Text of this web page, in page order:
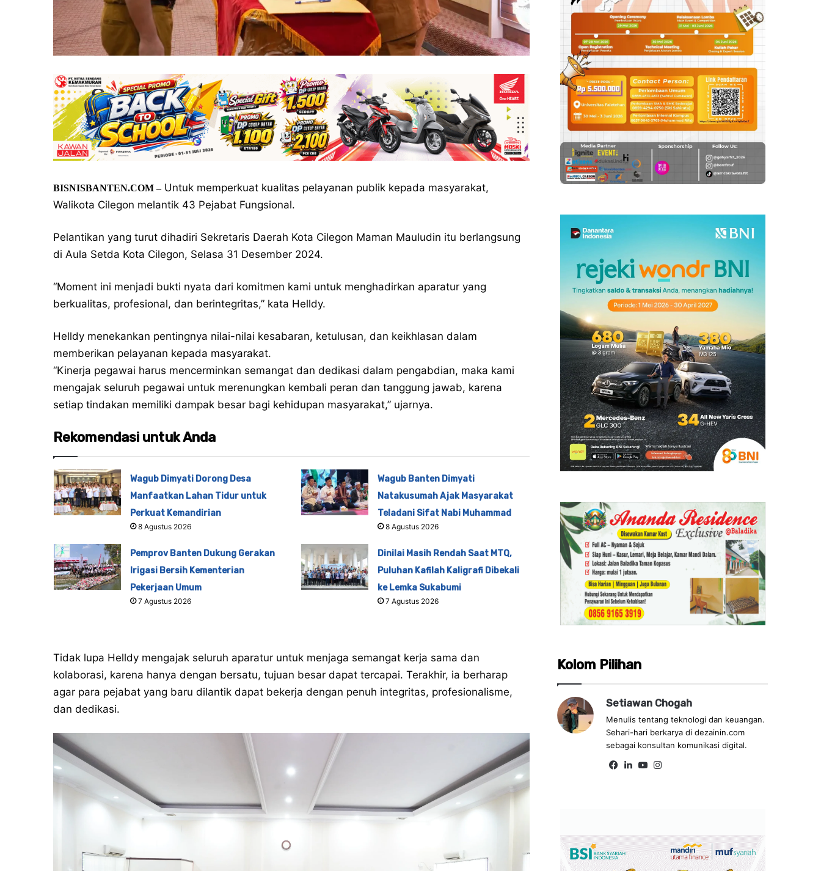
BISNISBANTEN.COM –Untuk memperkuat kualitas pelayanan publik kepada masyarakat,
Walikota Cilegon melantik 43 Pejabat Fungsional.
Pelantikan yang turut dihadiri Sekretaris Daerah Kota Cilegon Maman Mauludin itu berlangsung
di Aula Setda Kota Cilegon, Selasa 31 Desember 2024.
“Moment ini menjadi bukti nyata dari komitmen kami untuk menghadirkan aparatur yang
berkualitas, profesional, dan berintegritas,” kata Helldy.
Helldy menekankan pentingnya nilai-nilai kesabaran, ketulusan, dan keikhlasan dalam
memberikan pelayanan kepada masyarakat.
“Kinerja pegawai harus mencerminkan semangat dan dedikasi dalam pengabdian, maka kami
mengajak seluruh pegawai untuk merenungkan kembali peran dan tanggung jawab, karena
setiap tindakan memiliki dampak besar bagi kehidupan masyarakat,” ujarnya.
Rekomendasi untuk Anda
Wagub Dimyati Dorong Desa
Manfaatkan Lahan Tidur untuk
Perkuat Kemandirian
8 Agustus 2026
Wagub Banten Dimyati
Natakusumah Ajak Masyarakat
Teladani Sifat Nabi Muhammad
8 Agustus 2026
Pemprov Banten Dukung Gerakan
Irigasi Bersih Kementerian
Pekerjaan Umum
7 Agustus 2026
Dinilai Masih Rendah Saat MTQ,
Puluhan Kafilah Kaligrafi Dibekali
ke Lemka Sukabumi
7 Agustus 2026
Tidak lupa Helldy mengajak seluruh aparatur untuk menjaga semangat kerja sama dan
kolaborasi, karena hanya dengan bersatu, tujuan besar dapat tercapai. Terakhir, ia berharap
agar para pejabat yang baru dilantik dapat bekerja dengan penuh integritas, profesionalisme,
dan dedikasi.
Kolom Pilihan
Setiawan Chogah
Menulis tentang teknologi dan keuangan.
Sehari-hari berkarya di dezainin.com
sebagai konsultan komunikasi digital.
Fa Lin Yo